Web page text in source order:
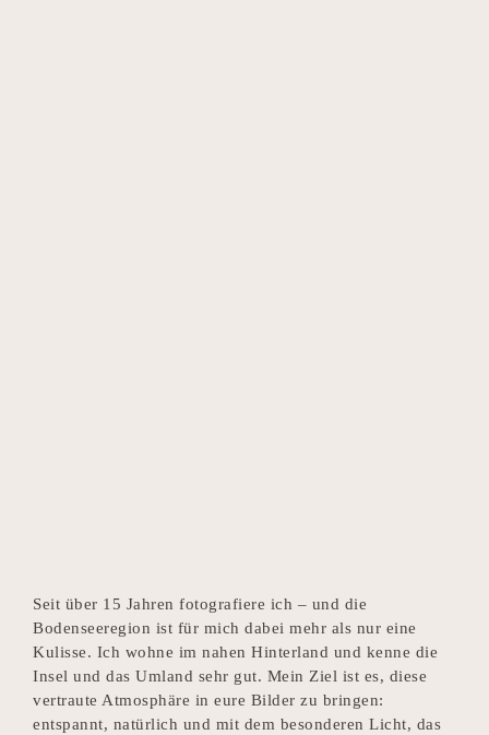
Seit über 15 Jahren fotografiere ich – und die
Bodenseeregion ist für mich dabei mehr als nur eine
Kulisse. Ich wohne im nahen Hinterland und kenne die
Insel und das Umland sehr gut. Mein Ziel ist es, diese
vertraute Atmosphäre in eure Bilder zu bringen:
entspannt, natürlich und mit dem besonderen Licht, das